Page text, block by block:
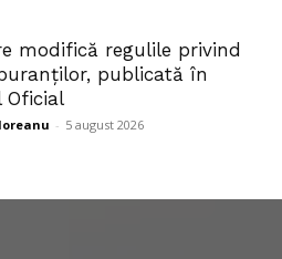
modifică regulile privind
publicată în
Oficial
- 5 august 2026